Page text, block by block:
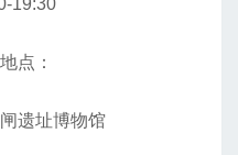
：
遗址博物馆